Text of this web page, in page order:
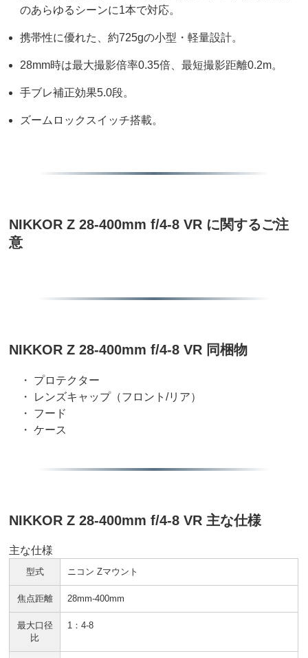
のあらゆるシーンに1本で対応。
携帯性に優れた、約725gの小型・軽量設計。
28mm時は最大撮影倍率0.35倍、最短撮影距離0.2m。
手ブレ補正効果5.0段。
ズームロックスイッチ搭載。
NIKKOR Z 28-400mm f/4-8 VR に関するご注
意
NIKKOR Z 28-400mm f/4-8 VR 同梱物
・ プロテクター
・ レンズキャップ（フロント/リア）
・ フード
・ ケース
NIKKOR Z 28-400mm f/4-8 VR 主な仕様
主な仕様
型式 ニコン Zマウント
焦点距離 28mm-400mm
最大口径
比
1：4-8